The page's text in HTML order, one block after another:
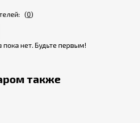
(0)
нет. Будьте первым!
также